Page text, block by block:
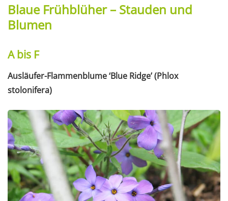
Blaue Frühblüher – Stauden und
Blumen
A bis F
Ausläufer-Flammenblume ‘Blue Ridge’ (Phlox
stolonifera)